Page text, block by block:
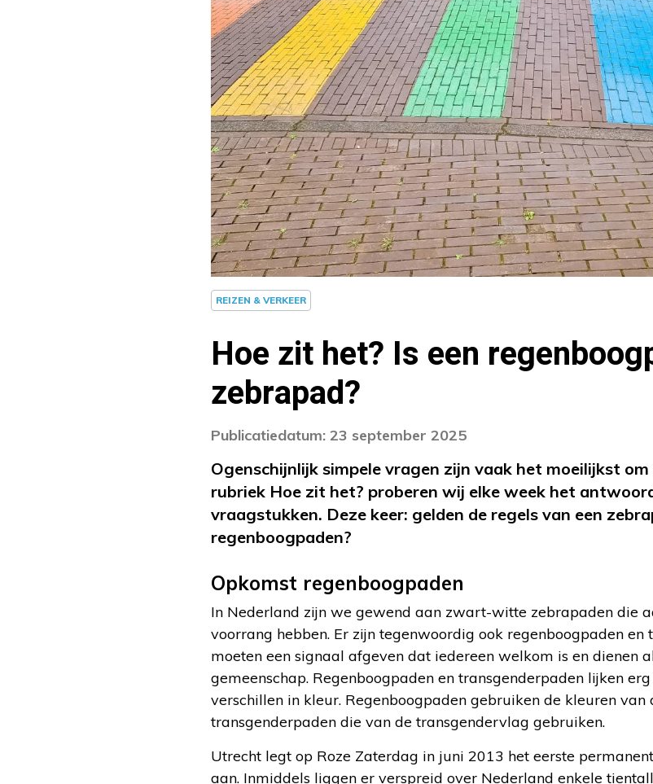
REIZEN & VERKEER
Hoe zit het? Is een
zebrapad?
Publicatiedatum: 23 september 2025
Ogenschijnlijk simpele vragen zijn vaak het moeilijkst
rubriek Hoe zit het? proberen wij elke week het
vraagstukken. Deze keer: gelden de regels van een
regenboogpaden?
Opkomst regenboogpaden
In Nederland zijn we gewend aan zwart-witte zebrapaden die
voorrang hebben. Er zijn tegenwoordig ook regenboogpaden en
moeten een signaal afgeven dat iedereen welkom is en dienen
gemeenschap. Regenboogpaden en transgenderpaden lijken
verschillen in kleur. Regenboogpaden gebruiken de kleuren van
transgenderpaden die van de transgendervlag gebruiken.
Utrecht legt op Roze Zaterdag in juni 2013 het eerste
aan. Inmiddels liggen er verspreid over Nederland enkele